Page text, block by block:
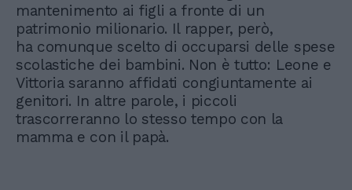
mantenimento ai figli a fronte di un
patrimonio milionario. Il rapper, però,
ha comunque scelto di occuparsi delle spese
scolastiche dei bambini. Non è tutto: Leone e
Vittoria saranno affidati congiuntamente ai
genitori. In altre parole, i piccoli
trascorreranno lo stesso tempo con la
mamma e con il papà.